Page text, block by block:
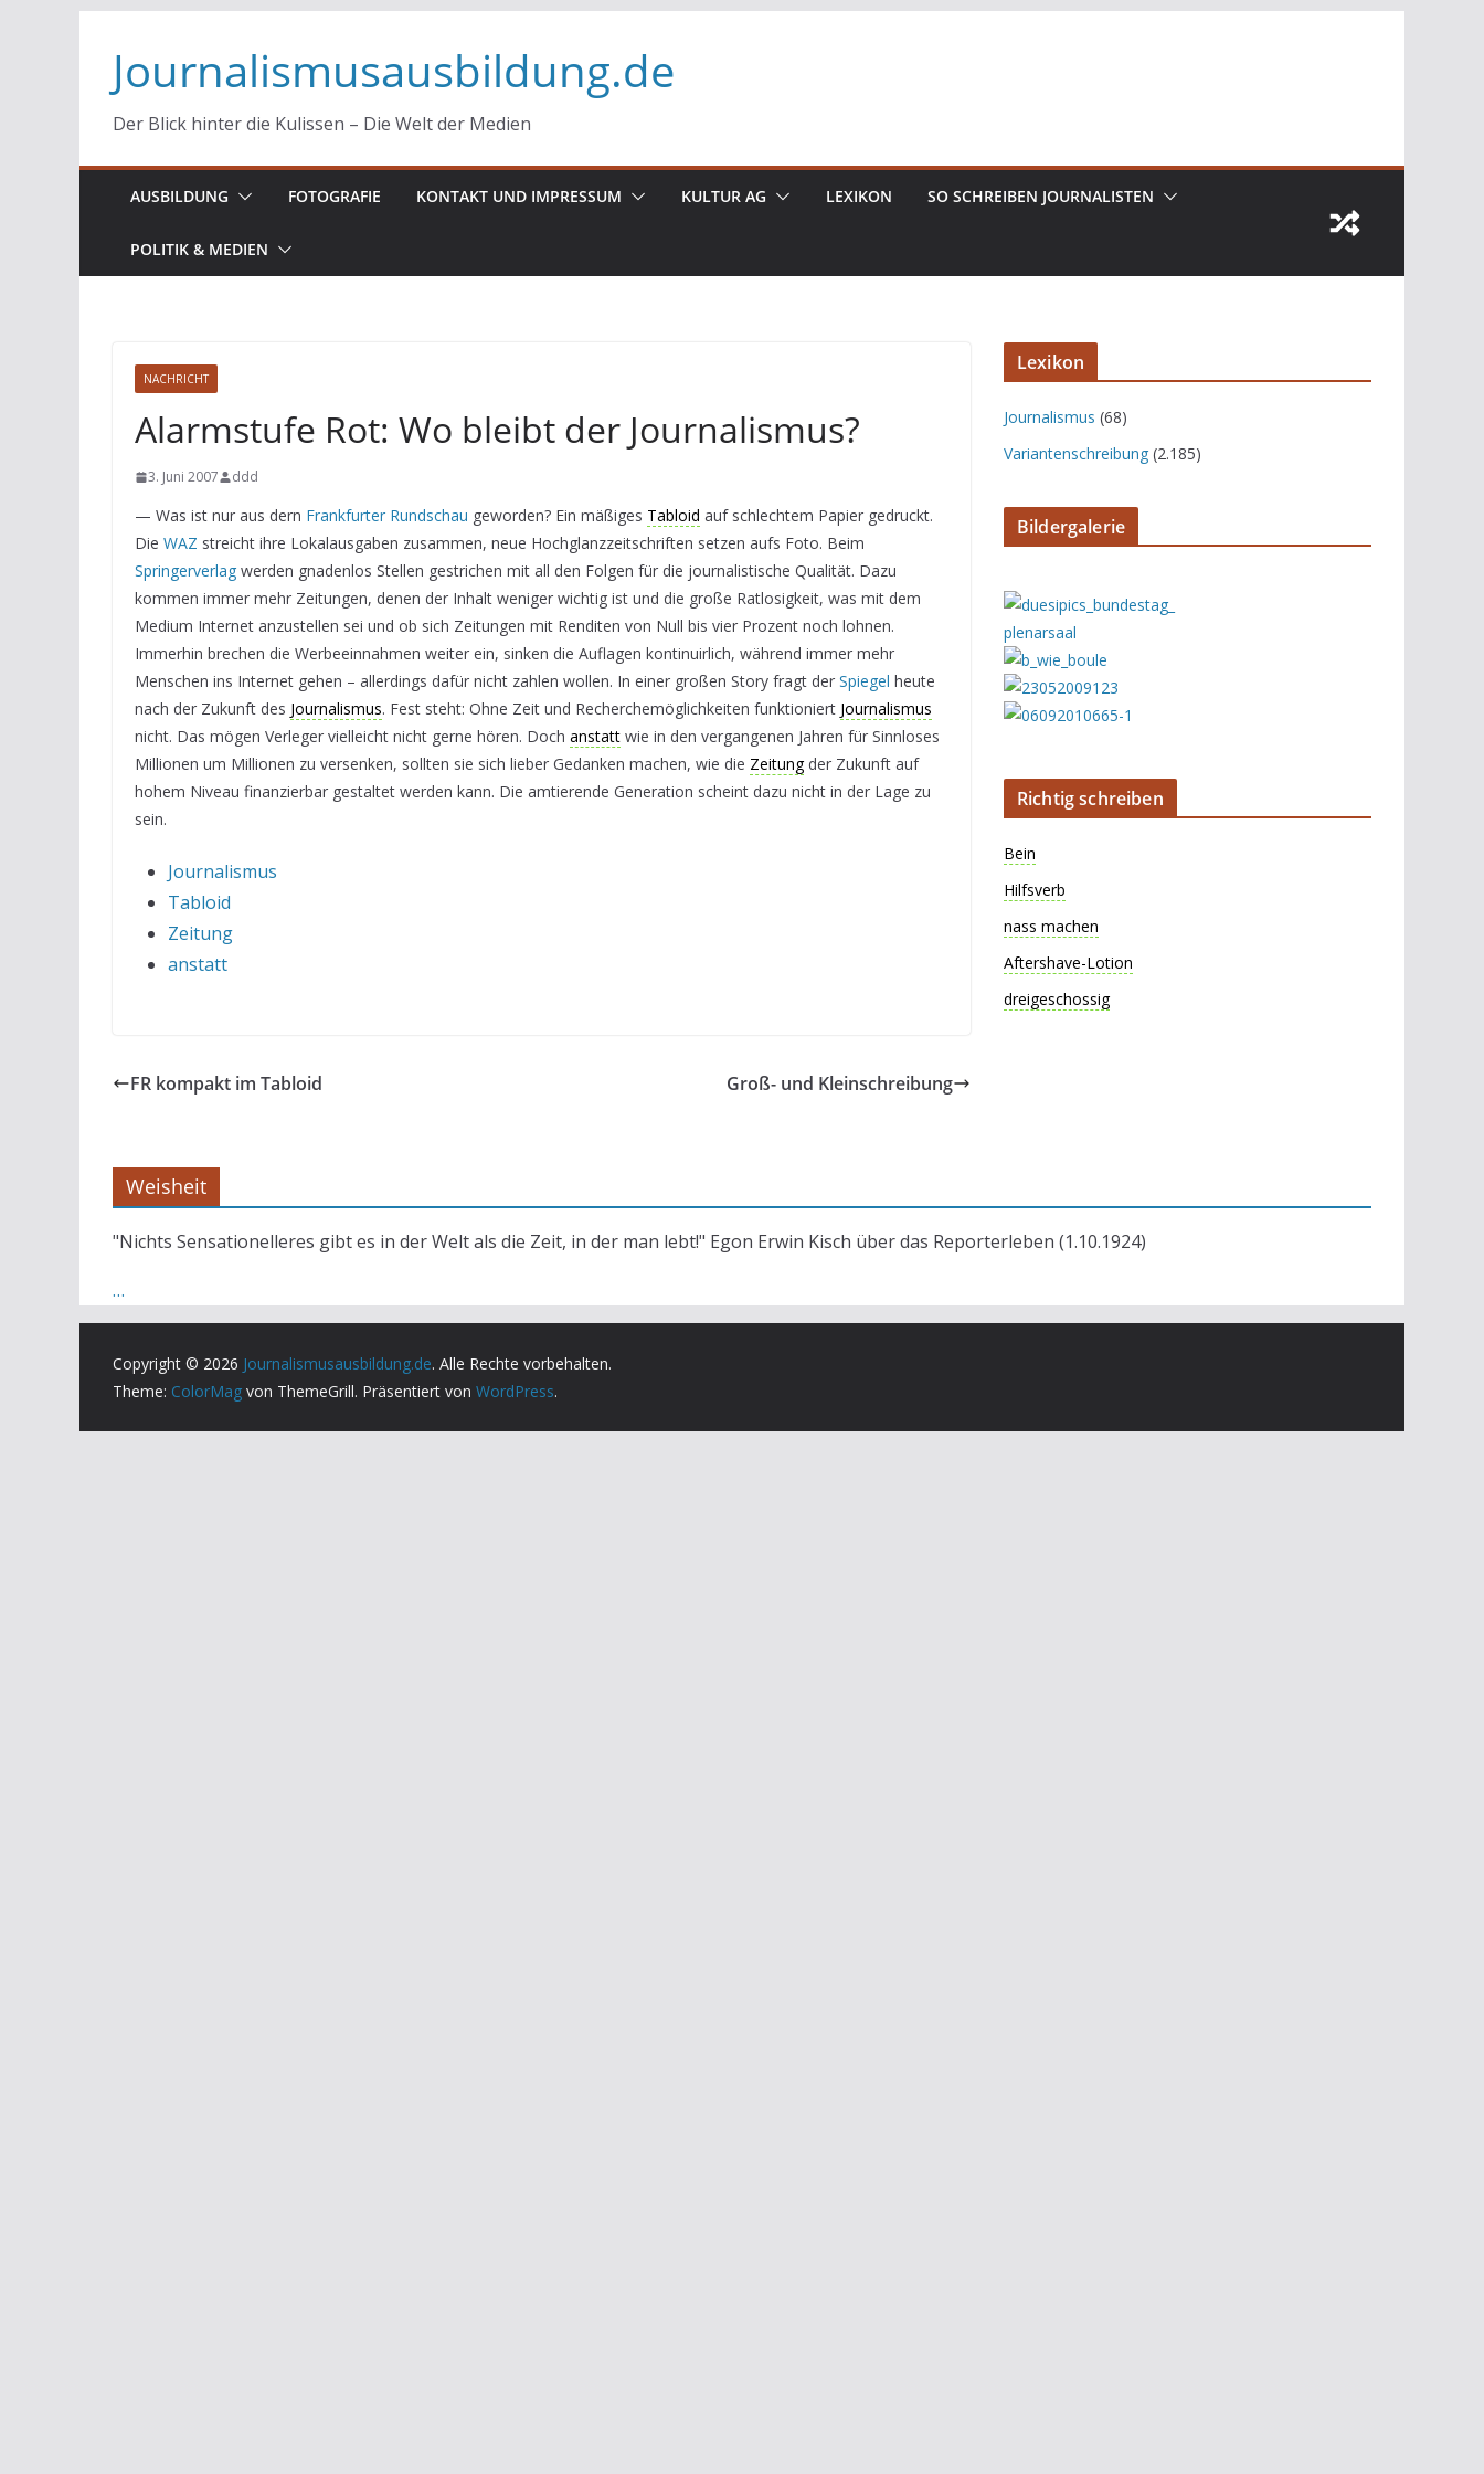
Inhalt
springen
Journalismusausbildung.de
Der Blick hinter die Kulissen – Die Welt der Medien
AUSBILDUNG FOTOGRAFIE KONTAKT UND IMPRESSUM KULTUR AG LEXIKON SO SCHREIBEN JOURNALISTEN
POLITIK & MEDIEN
NACHRICHT
Alarmstufe Rot: Wo bleibt der Journalismus?
3. Juni 2007 ddd
— Was ist nur aus dern Frankfurter Rundschau geworden? Ein mäßiges Tabloid auf schlechtem Papier gedruckt.
Die WAZ streicht ihre Lokalausgaben zusammen, neue Hochglanzzeitschriften setzen aufs Foto. Beim
Springerverlag werden gnadenlos Stellen gestrichen mit all den Folgen für die journalistische Qualität. Dazu
kommen immer mehr Zeitungen, denen der Inhalt weniger wichtig ist und die große Ratlosigkeit, was mit dem
Medium Internet anzustellen sei und ob sich Zeitungen mit Renditen von Null bis vier Prozent noch lohnen.
Immerhin brechen die Werbeeinnahmen weiter ein, sinken die Auflagen kontinuirlich, während immer mehr
Menschen ins Internet gehen – allerdings dafür nicht zahlen wollen. In einer großen Story fragt der Spiegel heute
nach der Zukunft des Journalismus. Fest steht: Ohne Zeit und Recherchemöglichkeiten funktioniert Journalismus
nicht. Das mögen Verleger vielleicht nicht gerne hören. Doch anstatt wie in den vergangenen Jahren für Sinnloses
Millionen um Millionen zu versenken, sollten sie sich lieber Gedanken machen, wie die Zeitungder Zukunft auf
hohem Niveau finanzierbar gestaltet werden kann. Die amtierende Generation scheint dazu nicht in der Lage zu
sein.
Journalismus
Tabloid
Zeitung
anstatt
FR kompakt im Tabloid Groß- und Kleinschreibung
Lexikon
Journalismus (68)
Variantenschreibung (2.185)
Bildergalerie
Richtig schreiben
Bein
Hilfsverb
nass machen
Aftershave-Lotion
dreigeschossig
Weisheit
"Nichts Sensationelleres gibt es in der Welt als die Zeit, in der man lebt!" Egon Erwin Kisch über das Reporterleben (1.10.1924)
…
Copyright © 2026 Journalismusausbildung.de. Alle Rechte vorbehalten.
Theme: ColorMag von ThemeGrill. Präsentiert von WordPress.